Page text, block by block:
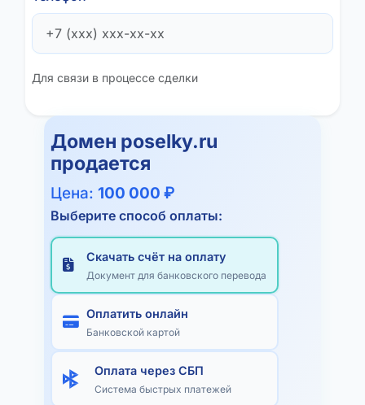
Для связи в процессе сделки
Домен poselky.ru
продается
Цена: 100 000 ₽
Выберите способ оплаты:
Скачать счёт на оплату
Документ для банковского перевода
Оплатить онлайн
Банковской картой
Оплата через СБП
Система быстрых платежей